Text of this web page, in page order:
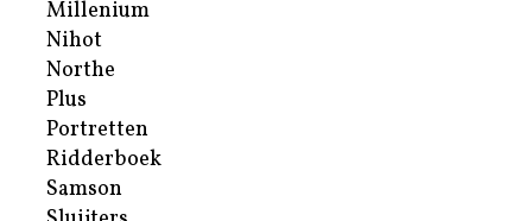
Millenium
Nihot
Northe
Plus
Portretten
Ridderboek
Samson